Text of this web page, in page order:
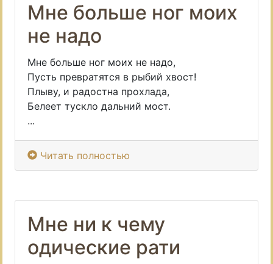
Мне больше ног моих
не надо
Мне больше ног моих не надо,
Пусть превратятся в рыбий хвост!
Плыву, и радостна прохлада,
Белеет тускло дальний мост.
...
Читать полностью
Мне ни к чему
одические рати